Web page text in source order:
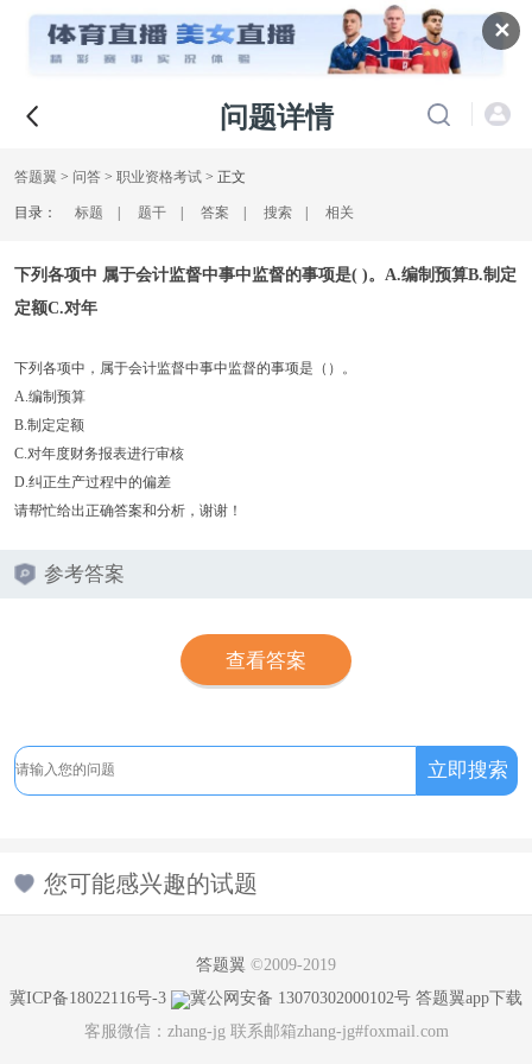
✕
问题详情
答题翼> 问答 > 职业资格考试> 正文
目录： 标题 | 题干 | 答案 | 搜索 | 相关
下列各项中 属于会计监督中事中监督的事项是( )。A.编制预算B.制定
定额C.对年
下列各项中，属于会计监督中事中监督的事项是（）。
A.编制预算
B.制定定额
C.对年度财务报表进行审核
D.纠正生产过程中的偏差
请帮忙给出正确答案和分析，谢谢！
参考答案
查看答案
您可能感兴趣的试题
答题翼 ©2009-2019
冀ICP备18022116号-3
冀公网安备 13070302000102号 答题翼app下载
客服微信：zhang-jg 联系邮箱zhang-jg#foxmail.com